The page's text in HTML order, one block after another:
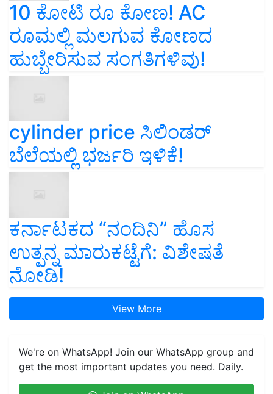
10 ಕೋಟಿ ರೂ ಕೋಣ! AC
ರೂಮಲ್ಲಿ ಮಲಗುವ ಕೋಣದ
ಹುಬ್ಬೇರಿಸುವ ಸಂಗತಿಗಳಿವು!
cylinder price ಸಿಲಿಂಡರ್‌
ಬೆಲೆಯಲ್ಲಿ ಭರ್ಜರಿ ಇಳಿಕೆ!
ಕರ್ನಾಟಕದ “ನಂದಿನಿ” ಹೊಸ
ಉತ್ಪನ್ನ ಮಾರುಕಟ್ಟೆಗೆ: ವಿಶೇಷತೆ
ನೋಡಿ!
View More
We're on WhatsApp! Join our WhatsApp group and
get the most important updates you need. Daily.